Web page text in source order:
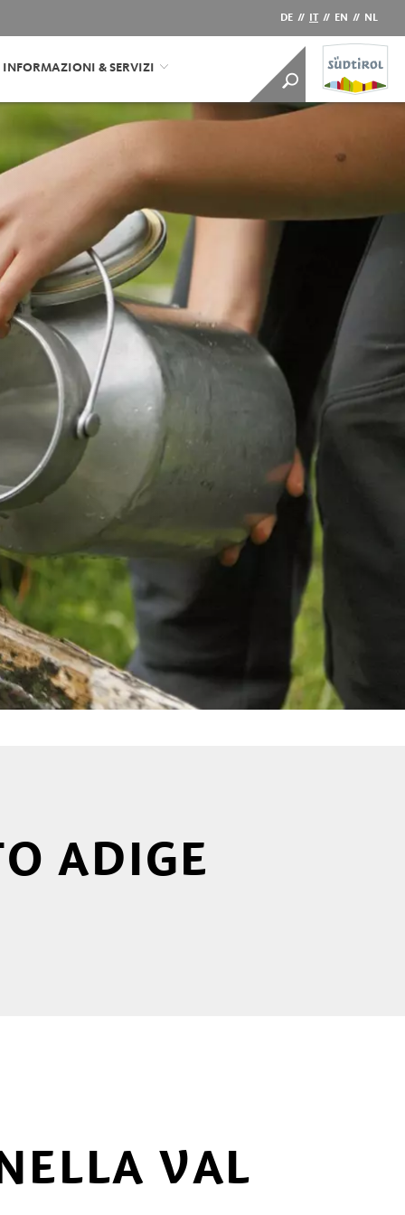
DE // IT // EN // NL
INFORMAZIONI & SERVIZI
ADIGE
VAL